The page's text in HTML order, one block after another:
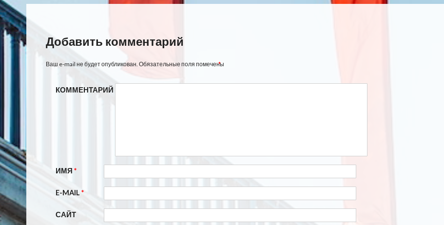
Добавить комментарий
Ваш e-mail не будет опубликован. Обязательные поля помечены
*
КОММЕНТАРИЙ
ИМЯ *
E-MAIL *
САЙТ